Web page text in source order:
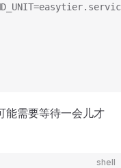
能需要等待一会儿才
shell